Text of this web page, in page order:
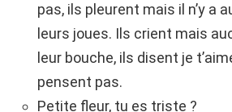
pas, ils pleurent mais il n’y a
leurs joues. Ils crient mais
leur bouche, ils disent je
pensent pas.
Petite fleur, tu es triste ?